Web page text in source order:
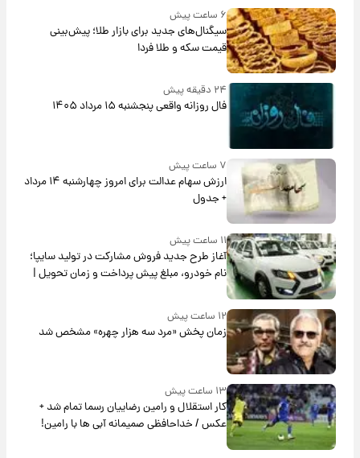
۶ ساعت پیش
سیگنال‌های جدید برای بازار طلا؛ پیش‌بینی
قیمت سکه و طلا فردا
۲۴ دقیقه پیش
فال روزانه واقعی پنجشنبه ۱۵ مرداد ۱۴۰۵
۷ ساعت پیش
ارزش سهام عدالت برای امروز چهارشنبه ۱۴ مرداد
+ جدول
۱۱ ساعت پیش
آغاز طرح جدید فروش مشارکت در تولید سایپا؛
نام خودرو، مبلغ پیش پرداخت و زمان تحویل |
سود مشارکت چند درصد است؟
۱۲ ساعت پیش
زمان پخش «مرد سه هزار چهره» مشخص شد
۱۳ ساعت پیش
کار استقلال و رامین رضاییان رسما تمام شد +
عکس / خداحافظی صمیمانه آبی ها با رامین!